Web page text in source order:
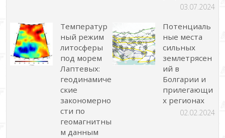
03.07.2024
Температур
ный режим
литосферы
под морем
Лаптевых:
геодинамиче
ские
закономерно
сти по
геомагнитны
м данным
Потенциаль
ные места
сильных
землетрясен
ий в
Болгарии и
прилегающи
х регионах
02.02.2024